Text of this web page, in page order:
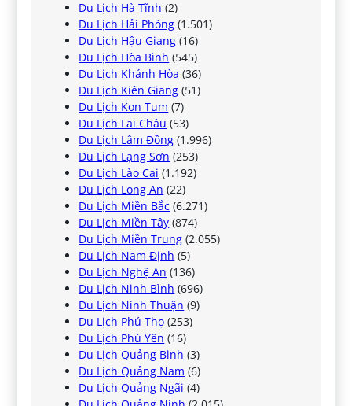
Du Lịch Hà Tĩnh (2)
Du Lịch Hải Phòng (1.501)
Du Lịch Hậu Giang (16)
Du Lịch Hòa Bình (545)
Du Lịch Khánh Hòa (36)
Du Lịch Kiên Giang (51)
Du Lịch Kon Tum (7)
Du Lịch Lai Châu (53)
Du Lịch Lâm Đồng (1.996)
Du Lịch Lạng Sơn (253)
Du Lịch Lào Cai (1.192)
Du Lịch Long An (22)
Du Lịch Miền Bắc (6.271)
Du Lịch Miền Tây (874)
Du Lịch Miền Trung (2.055)
Du Lịch Nam Định (5)
Du Lịch Nghệ An (136)
Du Lịch Ninh Bình (696)
Du Lịch Ninh Thuận (9)
Du Lịch Phú Thọ (253)
Du Lịch Phú Yên (16)
Du Lịch Quảng Bình (3)
Du Lịch Quảng Nam (6)
Du Lịch Quảng Ngãi (4)